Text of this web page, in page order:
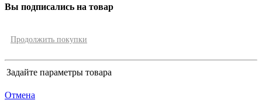
Вы подписались на товар
Продолжить покупки
Задайте параметры товара
Отмена